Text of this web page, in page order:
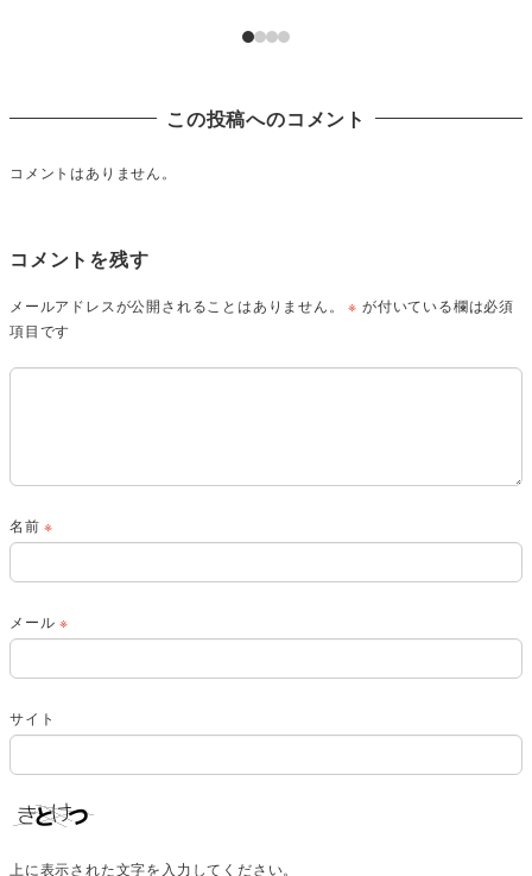
この投稿へのコメント
コメントはありません。
コメントを残す
メールアドレスが公開されることはありません。 ※ が付いている欄は必須
項目です
名前※
メール※
サイト
上に表示された文字を入力してください。